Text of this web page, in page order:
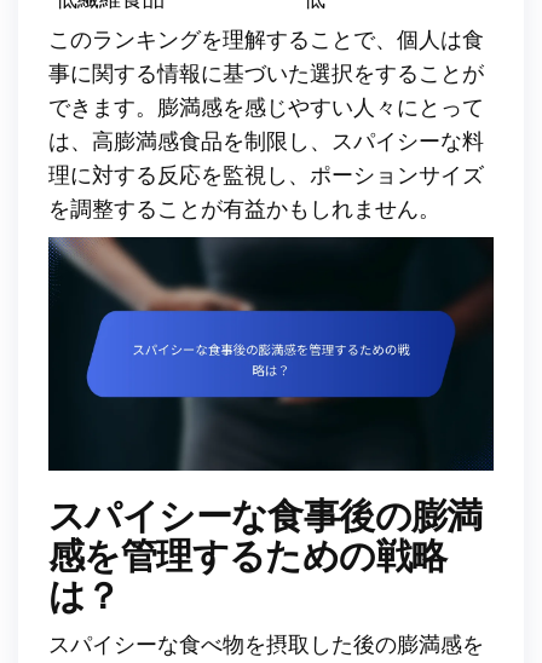
このランキングを理解することで、個人は食
事に関する情報に基づいた選択をすることが
できます。膨満感を感じやすい人々にとって
は、高膨満感食品を制限し、スパイシーな料
理に対する反応を監視し、ポーションサイズ
を調整することが有益かもしれません。
スパイシーな食事後の膨満
感を管理するための戦略
は？
スパイシーな食べ物を摂取した後の膨満感を